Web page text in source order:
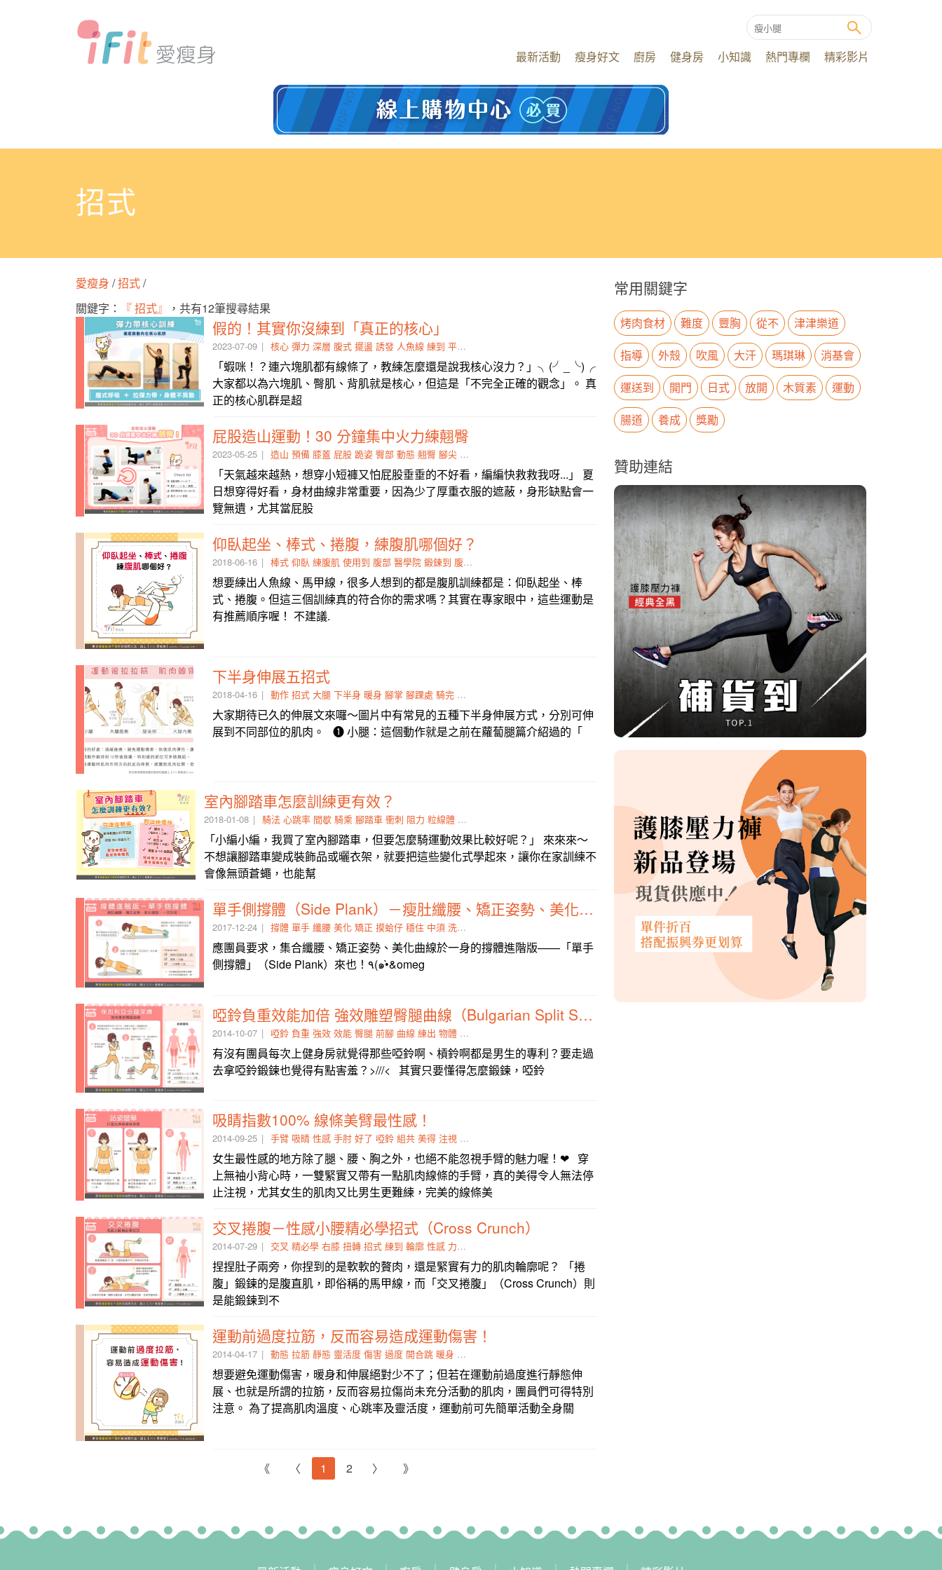
最新活動 瘦身好文 廚房 健身房 小知識 熱門專欄 精彩影片
招式
愛瘦身 /招式/
關鍵字：
『 招式』 ，共有12筆搜尋結果
假的！其實你沒練到「真正的核心」
2023-07-09 核心 彈力 深層 腹式 擺盪 誘發 人魚線 練到 平衡感
「蝦咪！？連六塊肌都有線條了，教練怎麼還是說我核心沒力？」╮(╯_╰)╭
大家都以為六塊肌、臀肌、背肌就是核心，但這是「不完全正確的觀念」。 真
正的核心肌群是超
屁股造山運動！30 分鐘集中火力練翹臀
2023-05-25 造山 預備 膝蓋 屁股 跪姿 臀部 動態 翹臀 腳尖 火力
「天氣越來越熱，想穿小短褲又怕屁股垂垂的不好看，編編快救救我呀...」 夏
日想穿得好看，身材曲線非常重要，因為少了厚重衣服的遮蔽，身形缺點會一
覽無遺，尤其當屁股
仰臥起坐、棒式、捲腹，練腹肌哪個好？
2018-06-16 棒式 仰臥 練腹肌 使用到 腹部 醫學院 鍛鍊到 腹肌
想要練出人魚線、馬甲線，很多人想到的都是腹肌訓練都是：仰臥起坐、棒
式、捲腹。但這三個訓練真的符合你的需求嗎？其實在專家眼中，這些運動是
有推薦順序喔！ 不建議.
下半身伸展五招式
2018-04-16 動作 招式 大腿 下半身 暖身 腳掌 腳踝處 騎完 不可以
大家期待已久的伸展文來囉～圖片中有常見的五種下半身伸展方式，分別可伸
展到不同部位的肌肉。 ❶ 小腿：這個動作就是之前在蘿蔔腿篇介紹過的「
室內腳踏車怎麼訓練更有效？
2018-01-08 騎法 心跳率 間歇 騎乘 腳踏車 衝刺 阻力 粒線體 訓練
「小編小編，我買了室內腳踏車，但要怎麼騎運動效果比較好呢？」 來來來～
不想讓腳踏車變成裝飾品或曬衣架，就要把這些變化式學起來，讓你在家訓練不
會像無頭蒼蠅，也能幫
單手側撐體（Side Plank）－瘦肚纖腰、矯正姿勢、美化體態，一次完成！
2017-12-24 撐體 單手 纖腰 美化 矯正 摸蛤仔 穩住 中須 洗褲
應團員要求，集合纖腰、矯正姿勢、美化曲線於一身的撐體進階版——「單手
側撐體」（Side Plank）來也！٩(๑•̀&omeg
啞鈴負重效能加倍 強效雕塑臀腿曲線（Bulgarian Split Squat）
2014-10-07 啞鈴 負重 強效 效能 臀腿 前腳 曲線 練出 物體 專利
有沒有團員每次上健身房就覺得那些啞鈴啊、槓鈴啊都是男生的專利？要走過
去拿啞鈴鍛鍊也覺得有點害羞？>///< 其實只要懂得怎麼鍛鍊，啞鈴
吸睛指數100% 線條美臂最性感！
2014-09-25 手臂 吸睛 性感 手肘 好了 啞鈴 組共 美得 注視 線條
女生最性感的地方除了腿、腰、胸之外，也絕不能忽視手臂的魅力喔！❤ 穿
上無袖小背心時，一雙緊實又帶有一點肌肉線條的手臂，真的美得令人無法停
止注視，尤其女生的肌肉又比男生更難練，完美的線條美
交叉捲腹－性感小腰精必學招式（Cross Crunch）
2014-07-29 交叉 精必學 右膝 扭轉 招式 練到 輪廓 性感 力量
捏捏肚子兩旁，你捏到的是軟軟的贅肉，還是緊實有力的肌肉輪廓呢？ 「捲
腹」鍛鍊的是腹直肌，即俗稱的馬甲線，而「交叉捲腹」（Cross Crunch）則
是能鍛鍊到不
運動前過度拉筋，反而容易造成運動傷害！
2014-04-17 動態 拉筋 靜態 靈活度 傷害 過度 開合跳 暖身 心跳率
想要避免運動傷害，暖身和伸展絕對少不了；但若在運動前過度進行靜態伸
展、也就是所謂的拉筋，反而容易拉傷尚未充分活動的肌肉，團員們可得特別
注意。 為了提高肌肉溫度、心跳率及靈活度，運動前可先簡單活動全身關
《 〈 1 2 〉 》
常用關鍵字
烤肉食材 難度 豐胸 從不
津津樂道
指導
外殼 吹風 大汗 瑪琪琳
消基會
運送到
開門 日式 放開 木質素
運動
腸道
養成 獎勵
贊助連結